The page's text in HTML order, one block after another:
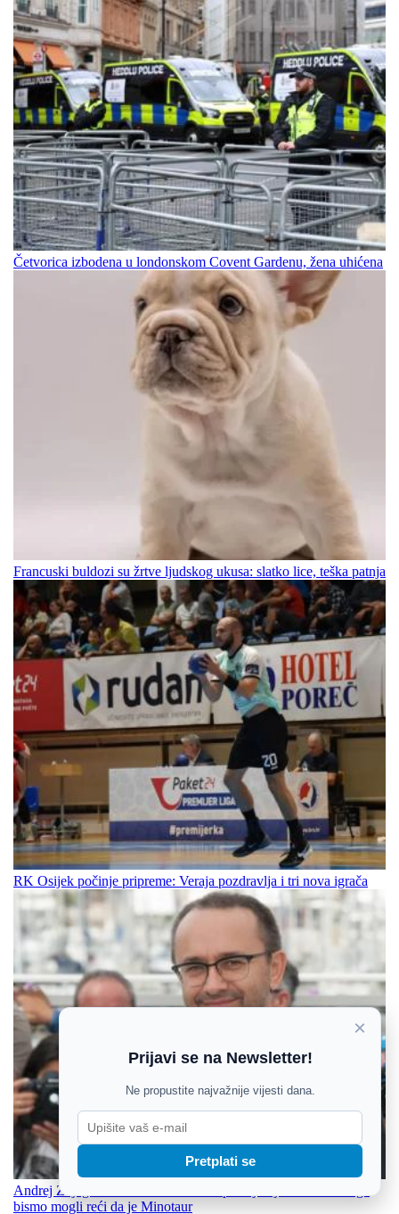
Četvorica izbodena u londonskom Covent Gardenu, žena uhićena
Francuski buldozi su žrtve ljudskog ukusa: slatko lice, teška patnja
RK Osijek počinje pripreme: Veraja pozdravlja i tri nova igrača
Andrej Zvjagincev: U mom filmu ne postoji nijedan lik za koga
bismo mogli reći da je Minotaur
×
Prijavi se na Newsletter!
Ne propustite najvažnije vijesti dana.
Pretplati se